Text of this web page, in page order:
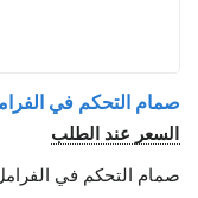
عند الطلب
التحكم في الفرامل